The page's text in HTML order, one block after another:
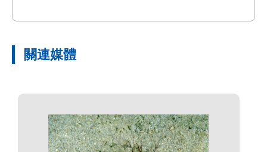
關連媒體